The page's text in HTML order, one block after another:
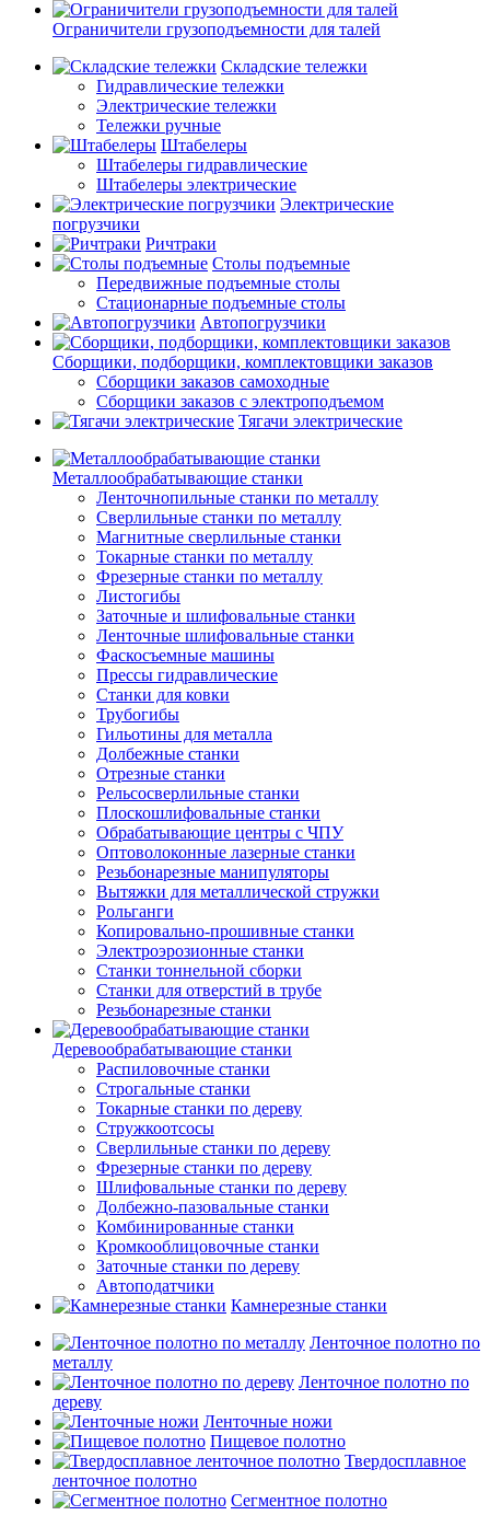
Ограничители грузоподъемности для талей
Складские тележки
Гидравлические тележки
Электрические тележки
Тележки ручные
Штабелеры
Штабелеры гидравлические
Штабелеры электрические
Электрические
погрузчики
Ричтраки
Столы подъемные
Передвижные подъемные столы
Стационарные подъемные столы
Автопогрузчики
Сборщики, подборщики, комплектовщики заказов
Сборщики заказов самоходные
Сборщики заказов с электроподъемом
Тягачи электрические
Металлообрабатывающие станки
Ленточнопильные станки по металлу
Сверлильные станки по металлу
Магнитные сверлильные станки
Токарные станки по металлу
Фрезерные станки по металлу
Листогибы
Заточные и шлифовальные станки
Ленточные шлифовальные станки
Фаскосъемные машины
Прессы гидравлические
Станки для ковки
Трубогибы
Гильотины для металла
Долбежные станки
Отрезные станки
Рельсосверлильные станки
Плоскошлифовальные станки
Обрабатывающие центры с ЧПУ
Оптоволоконные лазерные станки
Резьбонарезные манипуляторы
Вытяжки для металлической стружки
Рольганги
Копировально-прошивные станки
Электроэрозионные станки
Станки тоннельной сборки
Станки для отверстий в трубе
Резьбонарезные станки
Деревообрабатывающие станки
Распиловочные станки
Строгальные станки
Токарные станки по дереву
Стружкоотсосы
Сверлильные станки по дереву
Фрезерные станки по дереву
Шлифовальные станки по дереву
Долбежно-пазовальные станки
Комбинированные станки
Кромкооблицовочные станки
Заточные станки по дереву
Автоподатчики
Камнерезные станки
Ленточное полотно по
металлу
Ленточное полотно по
дереву
Ленточные ножи
Пищевое полотно
Твердосплавное
ленточное полотно
Сегментное полотно